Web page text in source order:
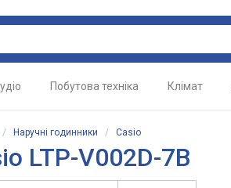
Побутова техніка Клімат
/ Наручні годинники / Casio
LTP-V002D-7B